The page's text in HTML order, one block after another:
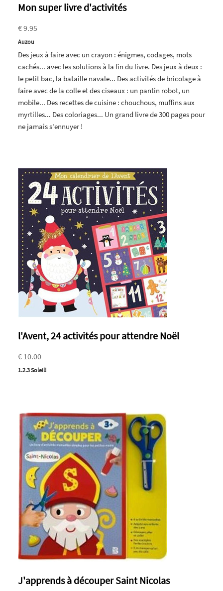
Mon super livre d'activités
€ 9.95
Auzou
Des jeux à faire avec un crayon : énigmes, codages, mots
cachés... avec les solutions à la fin du livre. Des jeux à deux :
le petit bac, la bataille navale... Des activités de bricolage à
faire avec de la colle et des ciseaux : un pantin robot, un
mobile... Des recettes de cuisine : chouchous, muffins aux
myrtilles... Des coloriages... Un grand livre de 300 pages pour
ne jamais s'ennuyer !
l'Avent, 24 activités pour attendre Noël
€ 10.00
1.2.3 Soleil!
J'apprends à découper Saint Nicolas